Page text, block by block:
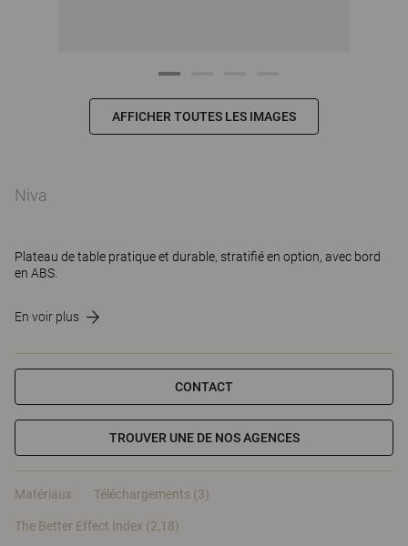
AFFICHER TOUTES LES IMAGES
Niva
Plateau de table pratique et durable, stratifié en option, avec bord
en ABS.
En voir plus
CONTACT
TROUVER UNE DE NOS AGENCES
Matériaux Téléchargements (3)
The Better Effect Index (2,18)